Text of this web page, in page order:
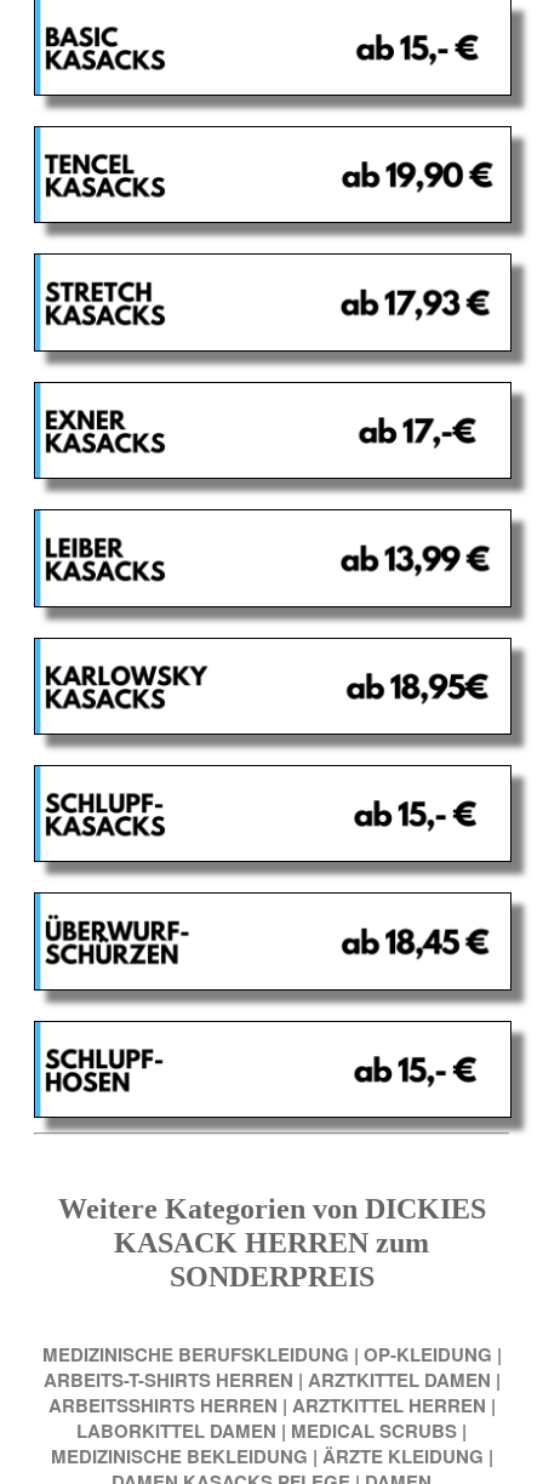
Weitere Kategorien von DICKIES
KASACK HERREN zum
SONDERPREIS
MEDIZINISCHE BERUFSKLEIDUNG | OP-KLEIDUNG |
ARBEITS-T-SHIRTS HERREN | ARZTKITTEL DAMEN |
ARBEITSSHIRTS HERREN | ARZTKITTEL HERREN |
LABORKITTEL DAMEN | MEDICAL SCRUBS |
MEDIZINISCHE BEKLEIDUNG | ÄRZTE KLEIDUNG |